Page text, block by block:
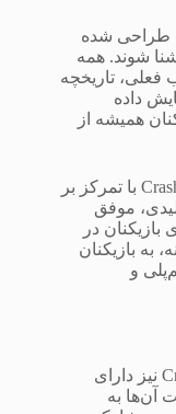
طراحی شده
شوند. همه
تاریخچه
داده
همیشه از
در مجموع، رابط کاربری Crash X Football Edition با تمرکز بر
موفق
در
به بازیکنان
و
مانند هر بازی دیگری، Crash X Football Edition نیز دارای
به